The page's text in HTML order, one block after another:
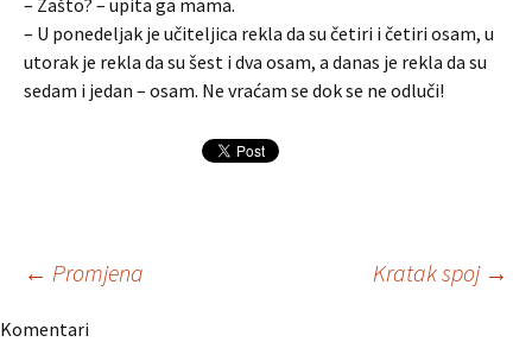
– Zašto? – upita ga mama.
– U ponedeljak je učiteljica rekla da su četiri i četiri osam, u
utorak je rekla da su šest i dva osam, a danas je rekla da su
sedam i jedan – osam. Ne vraćam se dok se ne odluči!
Navigacija
← Promjena Kratak spoj →
Komentari